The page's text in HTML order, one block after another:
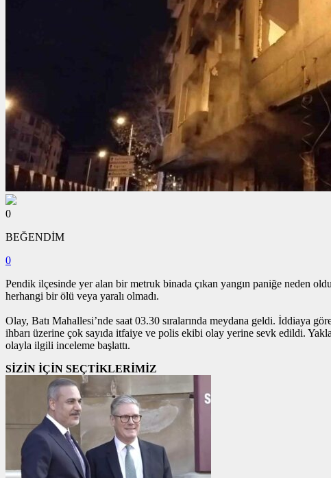
0
BEĞENDİM
0
Pendik ilçesinde yer alan bir metruk binada çıkan yangın paniğe neden
herhangi bir ölü veya yaralı olmadı.
Olay, Batı Mahallesi’nde saat 03.30 sıralarında meydana geldi. İddiaya
ihbarı üzerine çok sayıda itfaiye ve polis ekibi olay yerine sevk edildi.
olayla ilgili inceleme başlattı.
SİZİN İÇİN SEÇTİKLERİMİZ